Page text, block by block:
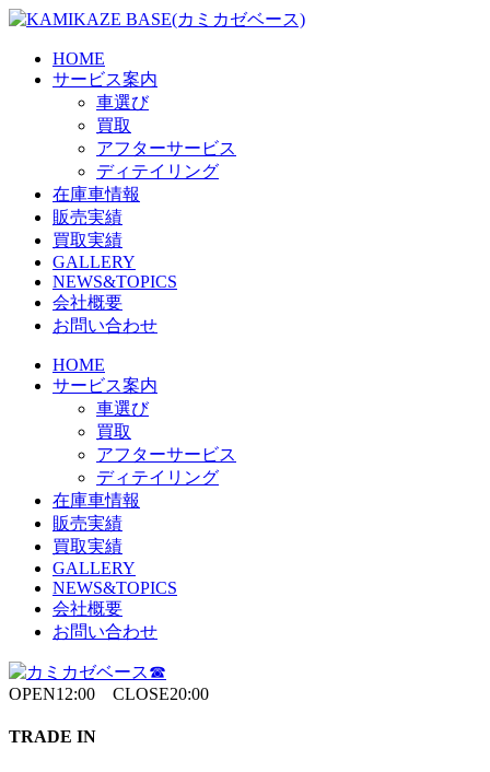
Skip
content
HOME
サービス案内
車選び
買取
アフターサービス
ディテイリング
在庫車情報
販売実績
買取実績
GALLERY
NEWS&TOPICS
会社概要
お問い合わせ
HOME
サービス案内
車選び
買取
アフターサービス
ディテイリング
在庫車情報
販売実績
買取実績
GALLERY
NEWS&TOPICS
会社概要
お問い合わせ
OPEN12:00 CLOSE20:00
TRADE IN